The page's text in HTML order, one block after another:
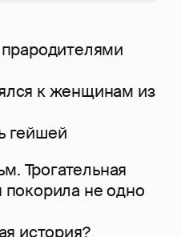
к женщинам из
гейшей
Трогательная
покорила не одно
история?